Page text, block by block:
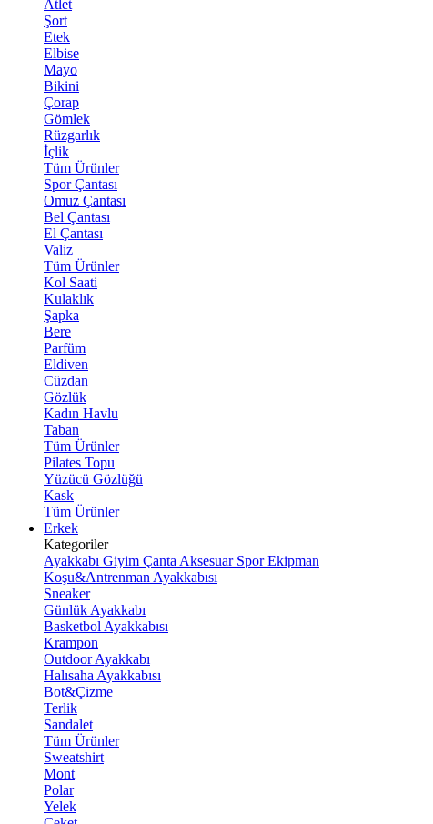
Atlet
Şort
Etek
Elbise
Mayo
Bikini
Çorap
Gömlek
Rüzgarlık
İçlik
Tüm Ürünler
Spor Çantası
Omuz Çantası
Bel Çantası
El Çantası
Valiz
Tüm Ürünler
Kol Saati
Kulaklık
Şapka
Bere
Parfüm
Eldiven
Cüzdan
Gözlük
Kadın Havlu
Taban
Tüm Ürünler
Pilates Topu
Yüzücü Gözlüğü
Kask
Tüm Ürünler
Erkek
Kategoriler
Ayakkabı Giyim Çanta Aksesuar Spor Ekipman
Koşu&Antrenman Ayakkabısı
Sneaker
Günlük Ayakkabı
Basketbol Ayakkabısı
Krampon
Outdoor Ayakkabı
Halısaha Ayakkabısı
Bot&Çizme
Terlik
Sandalet
Tüm Ürünler
Sweatshirt
Mont
Polar
Yelek